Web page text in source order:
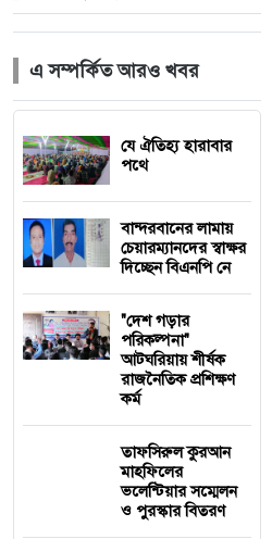
এ সম্পর্কিত আরও খবর
যে ঐতিহ্য হারাবার
পথে
বান্দরবানের লামায়
চেয়ারম্যানদের স্বাক্ষর
দিচ্ছেন বিএনপি নে
"দেশ গড়ার
পরিকল্পনা"
আটঘরিয়ায় শীর্ষক
রাজনৈতিক প্রশিক্ষণ
কর্ম
তাফসিরুল কুরআন
মাহফিলের
ভলেন্টিয়ার সম্মেলন
ও পুরস্কার বিতরণ